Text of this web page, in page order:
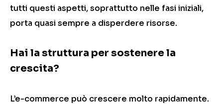
tutti questi aspetti, soprattutto nelle fasi iniziali,
porta quasi sempre a disperdere risorse.
Hai la struttura per sostenere la
crescita?
L’e-commerce può crescere molto rapidamente.